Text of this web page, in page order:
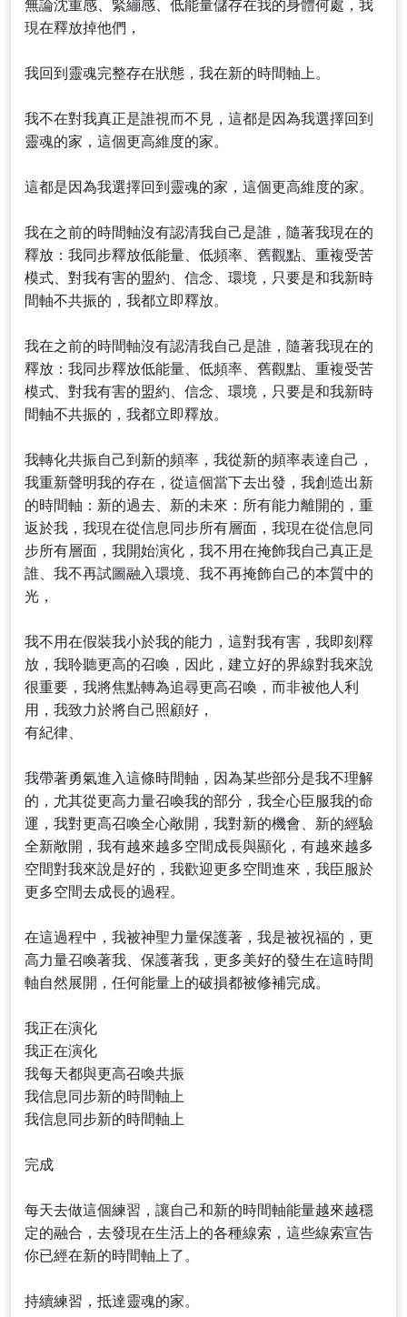
無論沈重感、緊繃感、低能量儲存在我的身體何處，我
現在釋放掉他們，
我回到靈魂完整存在狀態，我在新的時間軸上。
我不在對我真正是誰視而不見，這都是因為我選擇回到
靈魂的家，這個更高維度的家。
這都是因為我選擇回到靈魂的家，這個更高維度的家。
我在之前的時間軸沒有認清我自己是誰，隨著我現在的
釋放：我同步釋放低能量、低頻率、舊觀點、重複受苦
模式、對我有害的盟約、信念、環境，只要是和我新時
間軸不共振的，我都立即釋放。
我在之前的時間軸沒有認清我自己是誰，隨著我現在的
釋放：我同步釋放低能量、低頻率、舊觀點、重複受苦
模式、對我有害的盟約、信念、環境，只要是和我新時
間軸不共振的，我都立即釋放。
我轉化共振自己到新的頻率，我從新的頻率表達自己，
我重新聲明我的存在，從這個當下去出發，我創造出新
的時間軸：新的過去、新的未來：所有能力離開的，重
返於我，我現在從信息同步所有層面，我現在從信息同
步所有層面，我開始演化，我不用在掩飾我自己真正是
誰、我不再試圖融入環境、我不再掩飾自己的本質中的
光，
我不用在假裝我小於我的能力，這對我有害，我即刻釋
放，我聆聽更高的召喚，因此，建立好的界線對我來說
很重要，我將焦點轉為追尋更高召喚，而非被他人利
用，我致力於將自己照顧好，
有紀律、
我帶著勇氣進入這條時間軸，因為某些部分是我不理解
的，尤其從更高力量召喚我的部分，我全心臣服我的命
運，我對更高召喚全心敞開，我對新的機會、新的經驗
全新敞開，我有越來越多空間成長與顯化，有越來越多
空間對我來說是好的，我歡迎更多空間進來，我臣服於
更多空間去成長的過程。
在這過程中，我被神聖力量保護著，我是被祝福的，更
高力量召喚著我、保護著我，更多美好的發生在這時間
軸自然展開，任何能量上的破損都被修補完成。
我正在演化
我正在演化
我每天都與更高召喚共振
我信息同步新的時間軸上
我信息同步新的時間軸上
完成
每天去做這個練習，讓自己和新的時間軸能量越來越穩
定的融合，去發現在生活上的各種線索，這些線索宣告
你已經在新的時間軸上了。
持續練習，抵達靈魂的家。